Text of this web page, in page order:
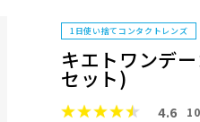
1日使い捨てコンタクトレンズ
キエトワンデ
セット)
4.6